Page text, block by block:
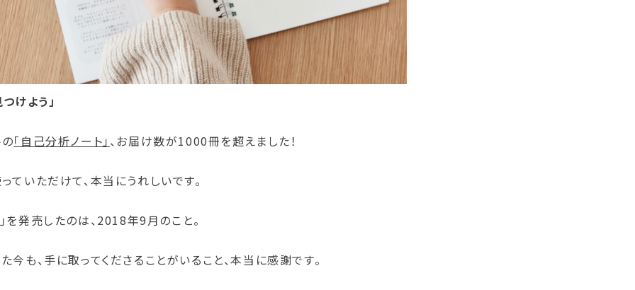
けよう」
「自己分析ノート」 、お届け数が1000冊を超えました！
ていただけて、本当にうれしいです。
を発売したのは、2018年9月のこと。
今も、手に取ってくださることがいること、本当に感謝です。